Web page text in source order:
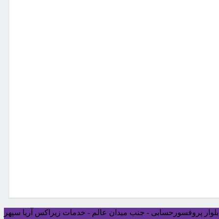
بلوار پروفسورحسابی - جنب میدان عالم - خدمات زیراکس آریا سپهر